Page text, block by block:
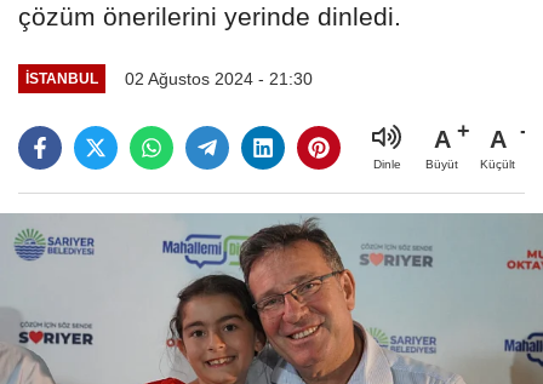
çözüm önerilerini yerinde dinledi.
İSTANBUL 02 Ağustos 2024 - 21:30
Dinle
A
Büyüt
A
Küçült